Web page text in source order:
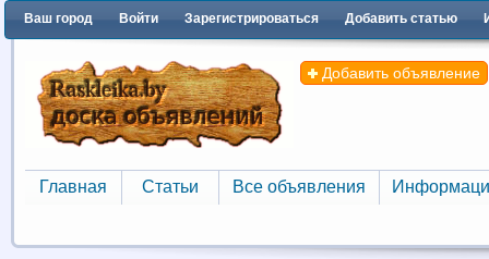
Ваш город Войти Зарегистрироваться Добавить статью
Добавить объявление
Главная
Главная
Статьи
Статьи
Все объявления
Все объявления